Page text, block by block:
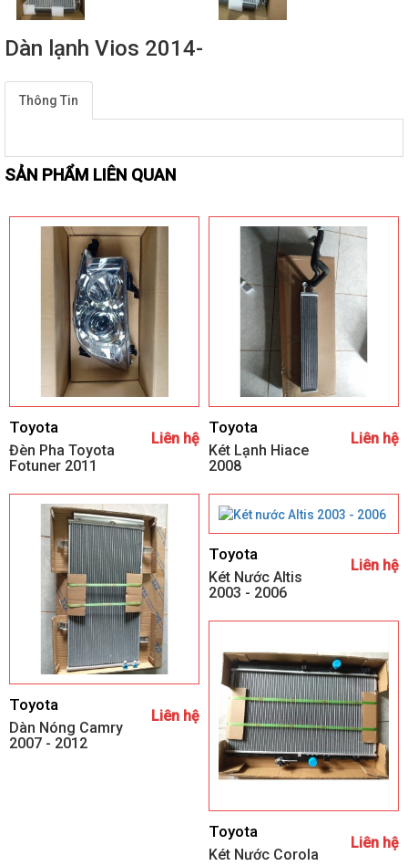
Dàn lạnh Vios 2014-
Thông Tin
SẢN PHẨM LIÊN QUAN
Toyota
Đèn Pha Toyota
Fotuner 2011
Liên hệ
Toyota
Két Lạnh Hiace
2008
Liên hệ
Toyota
Dàn Nóng Camry
2007 - 2012
Liên hệ
Toyota
Két Nước Altis
2003 - 2006
Liên hệ
Toyota
Két Nước Corola
Liên hệ